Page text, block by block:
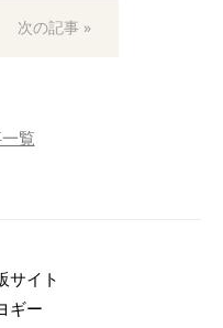
次の記事 »
覧
サイト
ギー